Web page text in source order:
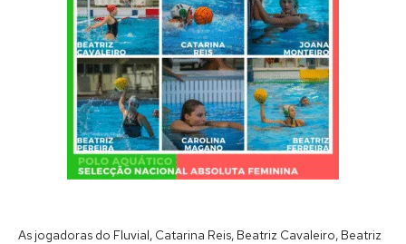
As jogadoras do Fluvial, Catarina Reis, Beatriz Cavaleiro, Beatriz